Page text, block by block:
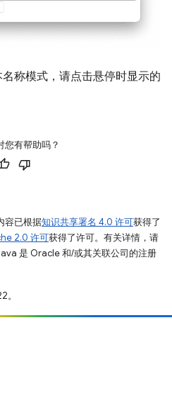
称模式，请点击悬停时显示的
您有帮助吗？
容已根据知识共享署名 4.0 许可获得了
2.0 许可获得了许可。有关详情，请
是 Oracle 和/或其关联公司的注册
。